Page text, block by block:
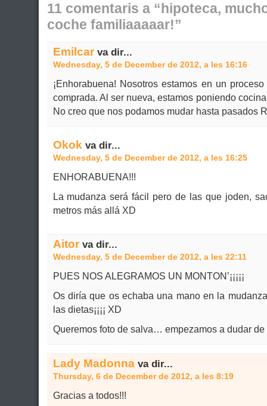
11 comentaris a “hipoteca,
coche familiaaaaar!”
Emilcarva dir...
Wednesday, 5 de December de 2012, a les 16:16
¡Enhorabuena! Nosotros estamos en un
comprada. Al ser nueva, estamos poniendo
No creo que nos podamos mudar hasta pasados
Okokva dir...
Wednesday, 5 de December de 2012, a les 16:25
ENHORABUENA!!!
La mudanza será fácil pero de las que joden,
metros más allá XD
Aitorva dir...
Wednesday, 5 de December de 2012, a les 22:11
PUES NOS ALEGRAMOS UN MONTON’¡¡¡¡¡
Os diría que os echaba una mano en la
las dietas¡¡¡¡ XD
Queremos foto de salva… empezamos a dudar
Lady Madonnava dir...
Thursday, 6 de December de 2012, a les 8:19
Gracias a todos!!!